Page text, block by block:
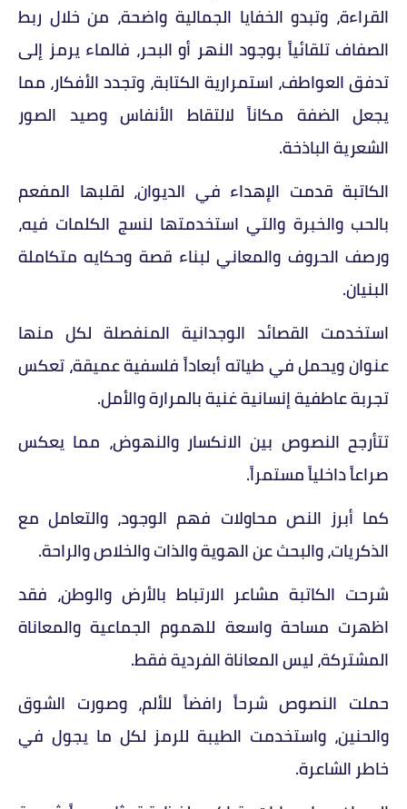
القراءة، وتبدو الخفايا الجمالية واضحة، من خلال ربط
الصفاف تلقائياً بوجود النهر أو البحر، فالماء يرمز إلى
تدفق العواطف، استمرارية الكتابة، وتجدد الأفكار، مما
يجعل الضفة مكاناً لالتقاط الأنفاس وصيد الصور
الشعرية الباذخة.
الكاتبة قدمت الإهداء في الديوان، لقلبها المفعم
بالحب والخبرة والتي استخدمتها لنسج الكلمات فيه،
ورصف الحروف والمعاني لبناء قصة وحكايه متكاملة
البنيان.
استخدمت القصائد الوجدانية المنفصلة لكل منها
عنوان ويحمل في طياته أبعاداً فلسفية عميقة، تعكس
تجربة عاطفية إنسانية غنية بالمرارة والأمل.
تتأرجح النصوص بين الانكسار والنهوض، مما يعكس
صراعاً داخلياً مستمراً.
كما أبرز النص محاولات فهم الوجود، والتعامل مع
الذكريات، والبحث عن الهوية والذات والخلاص والراحة.
شرحت الكاتبة مشاعر الارتباط بالأرض والوطن، فقد
اظهرت مساحة واسعة للهموم الجماعية والمعاناة
المشتركة، ليس المعاناة الفردية فقط.
حملت النصوص شرحاً رافضاً للألم، وصورت الشوق
والحنين، واستخدمت الطيبة للرمز لكل ما يجول في
خاطر الشاعرة.